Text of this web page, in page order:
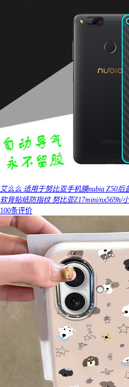
艾么么 适用于努比亚手机膜nubia Z50
软背贴纸防指纹 努比亚Z17mini/nx569h/
100条评价